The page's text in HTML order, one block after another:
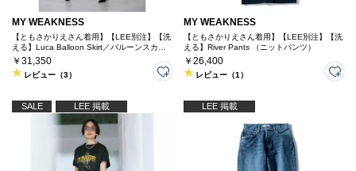
MY WEAKNESS
【ともさかりえさん着用】【LEE別注】【洗
える】Luca Balloon Skirt／バルーンスカー
ト
￥31,350
レビュー（3）
MY WEAKNESS
【ともさかりえさん着用】【LEE別注】【洗
える】River Pants （ニットパンツ）
￥26,400
レビュー（1）
SALE LEE 掲載 LEE 掲載